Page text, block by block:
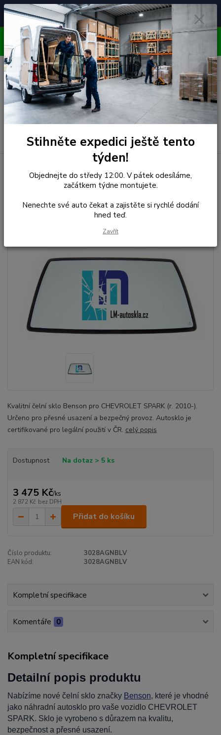
🚘
Čelní skla pro
unikátní vozy
📞
Poradenství
ZDARMA
⭐ 4.7/5 (50 recenzí)
OBJEDNÁVEJTE DO STŘEDY 12:00 - KAŽDÝ PÁTEK
EXPEDUJEME!!
Menu
Hledat
0 ks
za 0,00 Kč
Čelní Sklo - CHEVROLET
SPARK (r.2010-)
Kvalitní čelní sklo Benson pro CHEVROLET SPARK (r. 2010-).
Určeno pro přesné usazení a bezpečný provoz. Autosklo je
certifikované pro legální použití v ČR. celý popis
Dostupnost Na dotaz > 5 ks
3 475 Kč/ks
2 872 Kč bez DPH
Přidat do košíku
Číslo produktu:
3028AGNBLV
EAN kód:
3028AGNBLV
Kompletní specifikace
Komentáře 0
Kompletní specifikace
Detailní popis produktu
Nabízíme nové čelní sklo značky Benson, které je vhodné
jako náhradní autosklo pro vaše vozidlo CHEVROLET
SPARK. Sklo je vyrobeno s důrazem na kvalitu,
bezpečnost a přesné usazení.
Stihněte expedici ještě tento
týden!
Objednejte do středy 12:00. V pátek odesíláme,
začátkem týdne montujete.
Nenechte své auto čekat a zajistěte si rychlé dodání
hned teď.
Zavřít